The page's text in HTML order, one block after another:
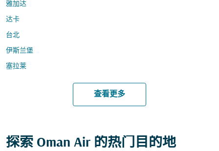
雅加达
达卡
台北
伊斯兰堡
塞拉莱
查看更多
探索 Oman Air 的热门目的地